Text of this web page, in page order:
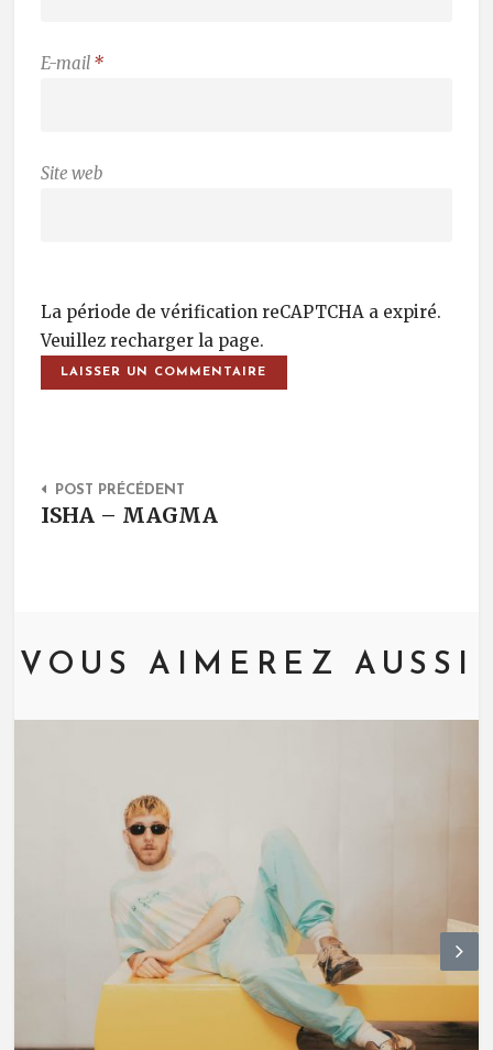
E-mail *
Site web
La période de vérification reCAPTCHA a expiré.
Veuillez recharger la page.
Post Navigation
POST PRÉCÉDENT
ISHA – MAGMA
VOUS AIMEREZ AUSSI
N
ex